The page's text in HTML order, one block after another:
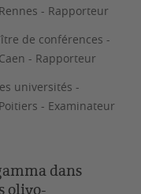
- Rapporteur
de conférences -
- Rapporteur
universités -
- Examinateur
dans
olivo-